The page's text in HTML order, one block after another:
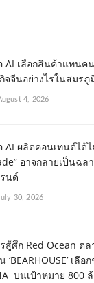
AI เลือกสินค้าแทนค
จจีนอย่างไรในสมร
4, 2026
AI ผลิตคอนเทนต์ได้
อาจกลายเป็นฉล
นด์
30, 2026
สู้ศึก Red Ocean ต
‘BEARHOUSE’ เลื
บนเป้าหมาย 800